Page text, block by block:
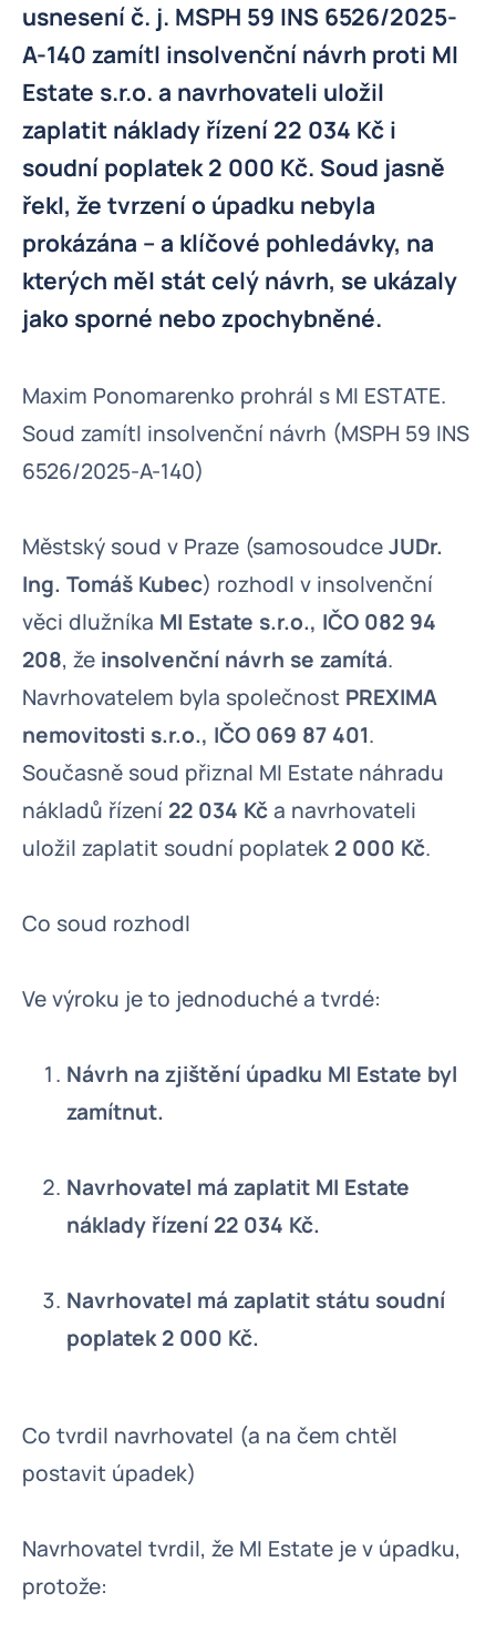
usnesení č. j. MSPH 59 INS 6526/2025-
A-140 zamítl insolvenční návrh proti MI
Estate s.r.o. a navrhovateli uložil
zaplatit náklady řízení 22 034 Kč i
soudní poplatek 2 000 Kč. Soud jasně
řekl, že tvrzení o úpadku nebyla
prokázána – a klíčové pohledávky, na
kterých měl stát celý návrh, se ukázaly
jako sporné nebo zpochybněné.
Maxim Ponomarenko prohrál s MI ESTATE.
Soud zamítl insolvenční návrh (MSPH 59 INS
6526/2025-A-140)
Městský soud v Praze (samosoudceJUDr.
Ing. Tomáš Kubec) rozhodl v insolvenční
věci dlužníka MI Estate s.r.o., IČO 082 94
208, že insolvenční návrh se zamítá.
Navrhovatelem byla společnost PREXIMA
nemovitosti s.r.o., IČO 069 87 401.
Současně soud přiznal MI Estate náhradu
nákladů řízení 22 034 Kča navrhovateli
uložil zaplatit soudní poplatek 2 000 Kč.
Co soud rozhodl
Ve výroku je to jednoduché a tvrdé:
Návrh na zjištění úpadku MI Estate byl
zamítnut.
Navrhovatel má zaplatit MI Estate
náklady řízení 22 034 Kč.
Navrhovatel má zaplatit státu soudní
poplatek 2 000 Kč.
Co tvrdil navrhovatel (a na čem chtěl
postavit úpadek)
Navrhovatel tvrdil, že MI Estate je v úpadku,
protože: